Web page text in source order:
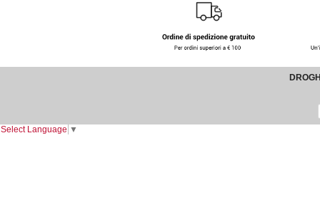
Select Language ▼